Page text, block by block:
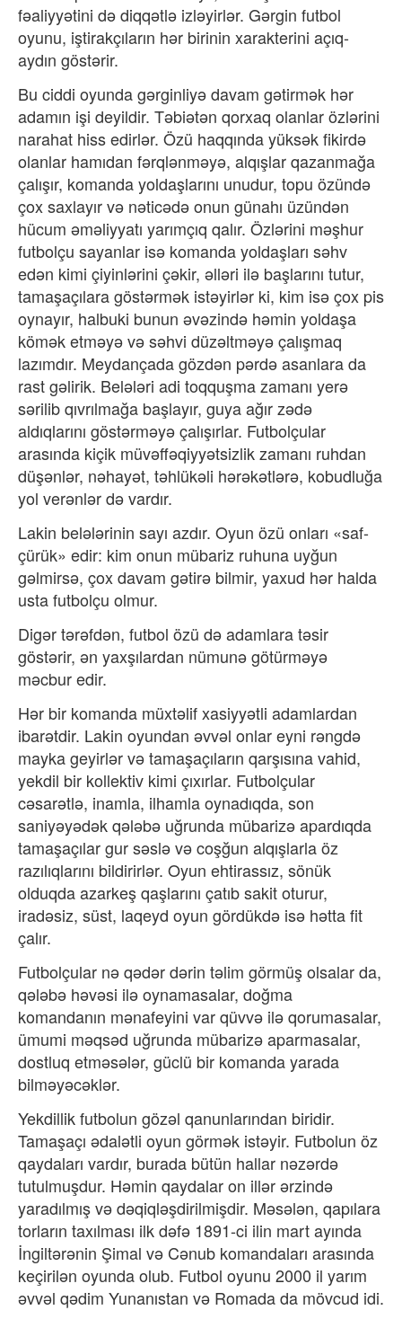
fəaliyyətini də diqqətlə izləyirlər. Gərgin futbol
oyunu, iştirakçıların hər birinin xarakterini açıq-
aydın göstərir.
Bu ciddi oyunda gərginliyə davam gətirmək hər
adamın işi deyildir. Təbiətən qorxaq olanlar özlərini
narahat hiss edirlər. Özü haqqında yüksək fikirdə
olanlar hamıdan fərqlənməyə, alqışlar qazanmağa
çalışır, komanda yoldaşlarını unudur, topu özündə
çox saxlayır və nəticədə onun günahı üzündən
hücum əməliyyatı yarımçıq qalır. Özlərini məşhur
futbolçu sayanlar isə komanda yoldaşları səhv
edən kimi çiyinlərini çəkir, əlləri ilə başlarını tutur,
tamaşaçılara göstərmək istəyirlər ki, kim isə çox pis
oynayır, halbuki bunun əvəzində həmin yoldaşa
kömək etməyə və səhvi düzəltməyə çalışmaq
lazımdır. Meydançada gözdən pərdə asanlara da
rast gəlirik. Belələri adi toqquşma zamanı yerə
sərilib qıvrılmağa başlayır, guya ağır zədə
aldıqlarını göstərməyə çalışırlar. Futbolçular
arasında kiçik müvəffəqiyyətsizlik zamanı ruhdan
düşənlər, nəhayət, təhlükəli hərəkətlərə, kobudluğa
yol verənlər də vardır.
Lakin belələrinin sayı azdır. Oyun özü onları «saf-
çürük» edir: kim onun mübariz ruhuna uyğun
gəlmirsə, çox davam gətirə bilmir, yaxud hər halda
usta futbolçu olmur.
Digər tərəfdən, futbol özü də adamlara təsir
göstərir, ən yaxşılardan nümunə götürməyə
məcbur edir.
Hər bir komanda müxtəlif xasiyyətli adamlardan
ibarətdir. Lakin oyundan əvvəl onlar eyni rəngdə
mayka geyirlər və tamaşaçıların qarşısına vahid,
yekdil bir kollektiv kimi çıxırlar. Futbolçular
cəsarətlə, inamla, ilhamla oynadıqda, son
saniyəyədək qələbə uğrunda mübarizə apardıqda
tamaşaçılar gur səslə və coşğun alqışlarla öz
razılıqlarını bildirirlər. Oyun ehtirassız, sönük
olduqda azarkeş qaşlarını çatıb sakit oturur,
iradəsiz, süst, laqeyd oyun gördükdə isə hətta fit
çalır.
Futbolçular nə qədər dərin təlim görmüş olsalar da,
qələbə həvəsi ilə oynamasalar, doğma
komandanın mənafeyini var qüvvə ilə qorumasalar,
ümumi məqsəd uğrunda mübarizə aparmasalar,
dostluq etməsələr, güclü bir komanda yarada
bilməyəcəklər.
Yekdillik futbolun gözəl qanunlarından biridir.
Tamaşaçı ədalətli oyun görmək istəyir. Futbolun öz
qaydaları vardır, burada bütün hallar nəzərdə
tutulmuşdur. Həmin qaydalar on illər ərzində
yaradılmış və dəqiqləşdirilmişdir. Məsələn, qapılara
torların taxılması ilk dəfə 1891-ci ilin mart ayında
İngiltərənin Şimal və Cənub komandaları arasında
keçirilən oyunda olub. Futbol oyunu 2000 il yarım
əvvəl qədim Yunanıstan və Romada da mövcud idi.